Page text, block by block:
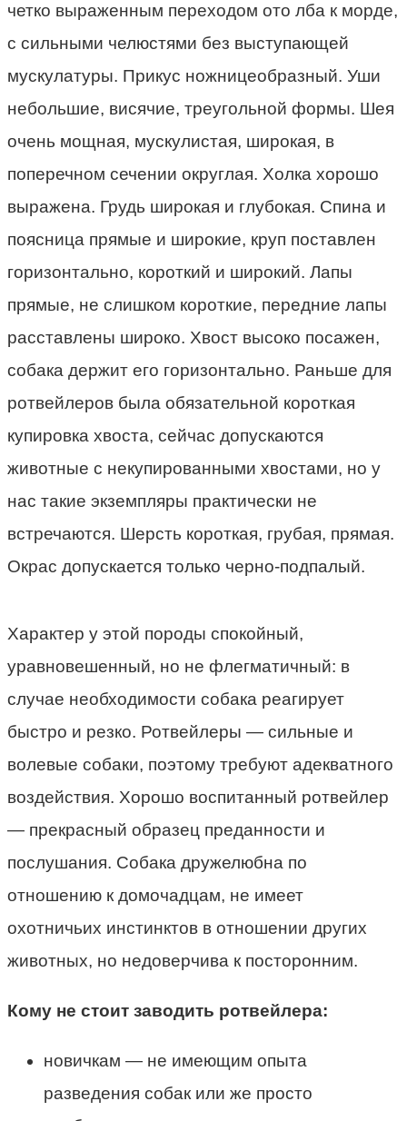
четко выраженным переходом ото лба к морде,
с сильными челюстями без выступающей
мускулатуры. Прикус ножницеобразный. Уши
небольшие, висячие, треугольной формы. Шея
очень мощная, мускулистая, широкая, в
поперечном сечении округлая. Холка хорошо
выражена. Грудь широкая и глубокая. Спина и
поясница прямые и широкие, круп поставлен
горизонтально, короткий и широкий. Лапы
прямые, не слишком короткие, передние лапы
расставлены широко. Хвост высоко посажен,
собака держит его горизонтально. Раньше для
ротвейлеров была обязательной короткая
купировка хвоста, сейчас допускаются
животные с некупированными хвостами, но у
нас такие экземпляры практически не
встречаются. Шерсть короткая, грубая, прямая.
Окрас допускается только черно-подпалый.
Характер у этой породы спокойный,
уравновешенный, но не флегматичный: в
случае необходимости собака реагирует
быстро и резко. Ротвейлеры — сильные и
волевые собаки, поэтому требуют адекватного
воздействия. Хорошо воспитанный ротвейлер
— прекрасный образец преданности и
послушания. Собака дружелюбна по
отношению к домочадцам, не имеет
охотничьих инстинктов в отношении других
животных, но недоверчива к посторонним.
Кому не стоит заводить ротвейлера:
новичкам — не имеющим опыта
разведения собак или же просто